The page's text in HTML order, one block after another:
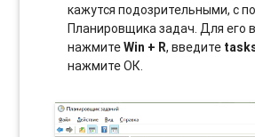
кажутся подозрительными, с
Планировщика задач. Для его
нажмитеWin + R, введите
нажмите ОК.